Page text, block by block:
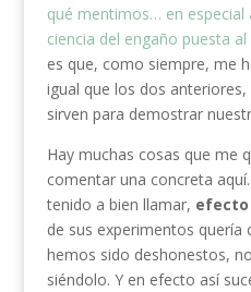
qué mentimos… en
ciencia del engaño puesta
es que, como siempre, me
igual que los dos
sirven para demostrar
Hay muchas cosas que me
comentar una concreta
tenido a bien llamar, efecto
de sus experimentos quería
hemos sido deshonestos,
siéndolo. Y en efecto así